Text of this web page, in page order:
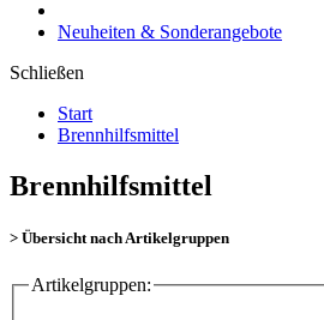
Neuheiten & Sonderangebote
Schließen
Start
Brennhilfsmittel
Brennhilfsmittel
> Übersicht nach Artikelgruppen
Artikelgruppen: